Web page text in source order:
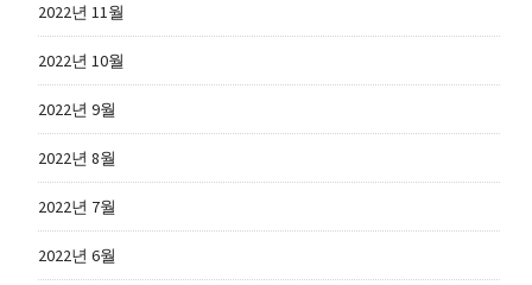
2022년 11월
2022년 10월
2022년 9월
2022년 8월
2022년 7월
2022년 6월